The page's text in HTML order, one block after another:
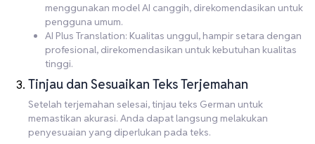
menggunakan model AI canggih, direkomendasikan untuk
pengguna umum.
AI Plus Translation: Kualitas unggul, hampir setara dengan
profesional, direkomendasikan untuk kebutuhan kualitas
tinggi.
Tinjau dan Sesuaikan Teks Terjemahan
Setelah terjemahan selesai, tinjau teks German untuk
memastikan akurasi. Anda dapat langsung melakukan
penyesuaian yang diperlukan pada teks.